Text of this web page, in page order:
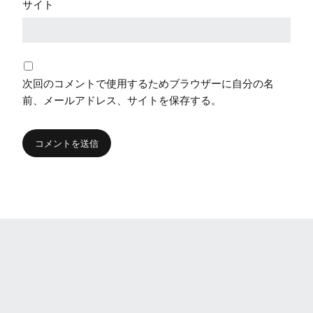
サイト
次回のコメントで使用するためブラウザーに自分の名
前、メールアドレス、サイトを保存する。